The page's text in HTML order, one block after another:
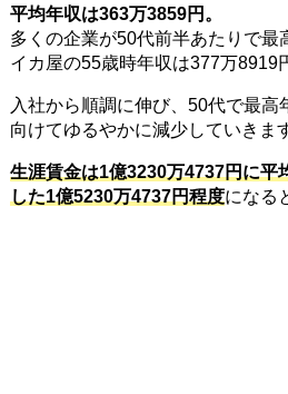
平均年収は363万3859円。
多くの企業が50代前半あたりで最
イカ屋の55歳時年収は377万8919
入社から順調に伸び、50代で最高
向けてゆるやかに減少していきま
生涯賃金は1億3230万4737円に平
した1億5230万4737円程度になる